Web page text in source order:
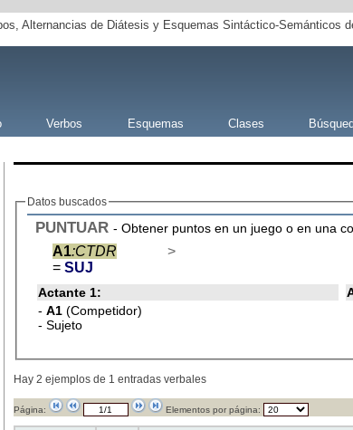
Alternancias de Diátesis y Esquemas Sintáctico-Semánticos
Verbos Esquemas Clases
Datos buscados
PUNTUAR - Obtener puntos en un juego o en una
A1:CTDR
= SUJ
>
Actante 1:
- A1 (Competidor)
- Sujeto
Hay 2 ejemplos de 1 entradas verbales
Página: Elementos por página: